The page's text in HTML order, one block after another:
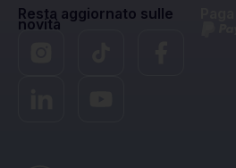
Resta aggiornato sulle
novità